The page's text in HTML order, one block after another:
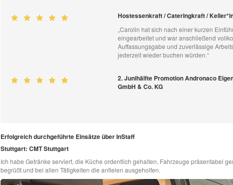
Hostessenkraft / Cateringkraft /
„Carolin hat sich nach einer kurzen
eingearbeitet und war anschließend
Auffassungsgabe und zuverlässige
jederzeit wieder buchen würden.“
2. Junihälfte Promotion Andronaco
GmbH & Co. KG
Erfolgreich durchgeführte Einsätze über InStaff
Stuttgart: CMT Stuttgart
Ich habe Getränke serviert, die Küche ordentlich gehalten, Fahrzeuge präsentabel
begrüßt und bei allen Tätigkeiten die anfielen ausgeholfen.